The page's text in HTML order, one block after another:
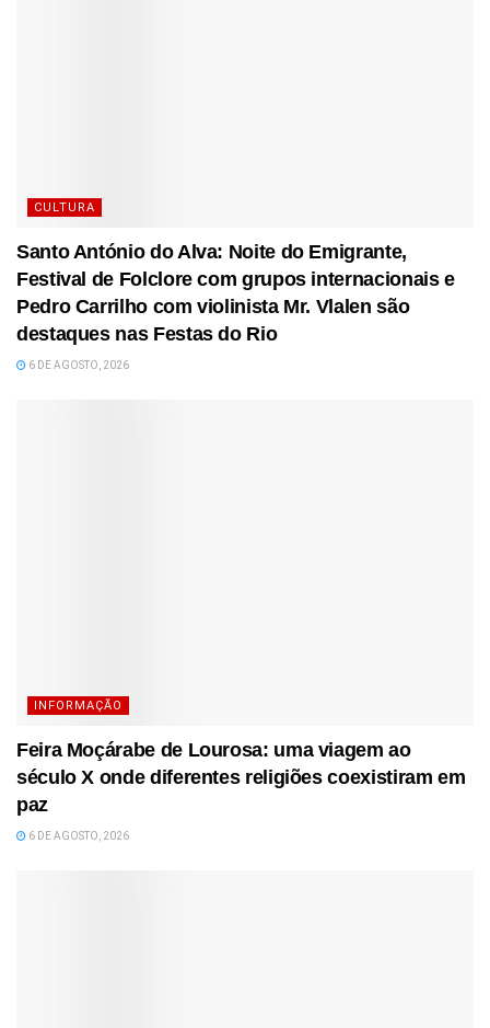
CULTURA
Santo António do Alva: Noite do Emigrante,
Festival de Folclore com grupos internacionais e
Pedro Carrilho com violinista Mr. Vlalen são
destaques nas Festas do Rio
6 DE AGOSTO, 2026
INFORMAÇÃO
Feira Moçárabe de Lourosa: uma viagem ao
século X onde diferentes religiões coexistiram em
paz
6 DE AGOSTO, 2026